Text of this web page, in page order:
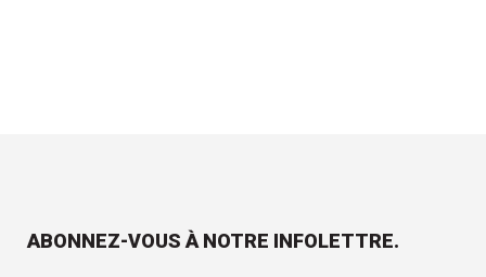
ABONNEZ-VOUS À NOTRE INFOLETTRE.